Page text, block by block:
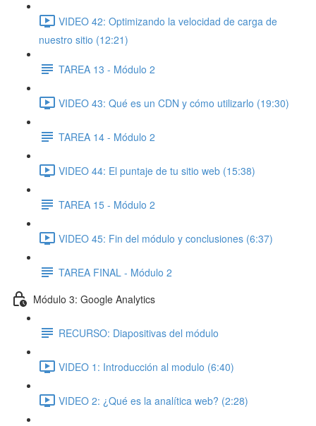
VIDEO 42: Optimizando la velocidad de carga de
nuestro sitio (12:21)
TAREA 13 - Módulo 2
VIDEO 43: Qué es un CDN y cómo utilizarlo (19:30)
TAREA 14 - Módulo 2
VIDEO 44: El puntaje de tu sitio web (15:38)
TAREA 15 - Módulo 2
VIDEO 45: Fin del módulo y conclusiones (6:37)
TAREA FINAL - Módulo 2
Módulo 3: Google Analytics
RECURSO: Diapositivas del módulo
VIDEO 1: Introducción al modulo (6:40)
VIDEO 2: ¿Qué es la analítica web? (2:28)